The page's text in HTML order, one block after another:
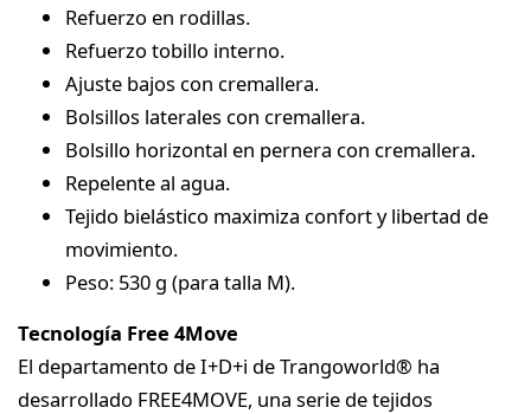
Refuerzo en rodillas.
Refuerzo tobillo interno.
Ajuste bajos con cremallera.
Bolsillos laterales con cremallera.
Bolsillo horizontal en pernera con cremallera.
Repelente al agua.
Tejido bielástico maximiza confort y libertad de
movimiento.
Peso: 530 g (para talla M).
Tecnología Free 4Move
El departamento de I+D+i de Trangoworld® ha
desarrollado FREE4MOVE, una serie de tejidos